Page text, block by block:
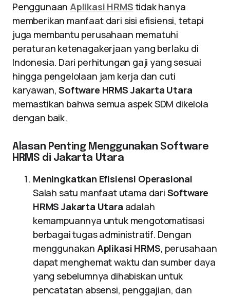
Penggunaan Aplikasi HRMS tidak hanya
memberikan manfaat dari sisi efisiensi, tetapi
juga membantu perusahaan mematuhi
peraturan ketenagakerjaan yang berlaku di
Indonesia. Dari perhitungan gaji yang sesuai
hingga pengelolaan jam kerja dan cuti
karyawan,Software HRMS Jakarta Utara
memastikan bahwa semua aspek SDM dikelola
dengan baik.
Alasan Penting Menggunakan Software
HRMS di Jakarta Utara
Meningkatkan Efisiensi Operasional
Salah satu manfaat utama dari Software
HRMS Jakarta Utara adalah
kemampuannya untuk mengotomatisasi
berbagai tugas administratif. Dengan
menggunakan Aplikasi HRMS, perusahaan
dapat menghemat waktu dan sumber daya
yang sebelumnya dihabiskan untuk
pencatatan absensi, penggajian, dan